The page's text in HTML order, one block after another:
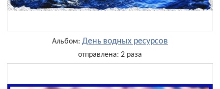
Альбом: День водных ресурсов
отправлена: 2 раза